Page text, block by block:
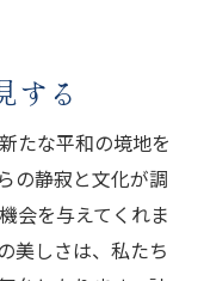
する
たな平和の境地を
の静寂と文化が調
会を与えてくれま
美しさは、私たち